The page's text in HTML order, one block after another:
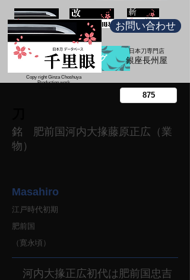
ブログ
お問い合わせ
日本刀専門店
​銀座長州屋
Copy right Ginza Choshuya
Production work
銘 肥前国河内大掾藤原正広（業
物）
Masahiro
江戸時代初期
肥前国
（寛永頃）
河内大掾正広初代は肥前国忠吉